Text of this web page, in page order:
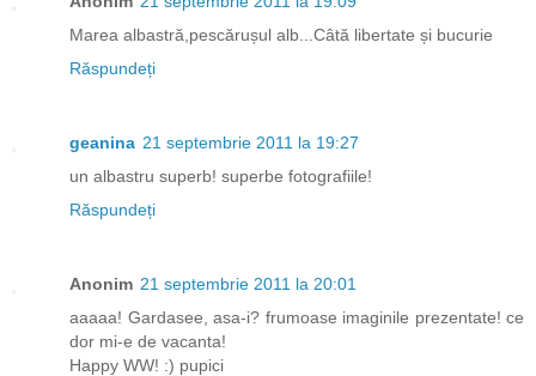
Marea albastră,pescărușul alb...Câtă libertate și bucurie
Răspundeți
geanina 21 septembrie 2011 la 19:27
un albastru superb! superbe fotografiile!
Răspundeți
Anonim 21 septembrie 2011 la 20:01
aaaaa! Gardasee, asa-i? frumoase imaginile prezentate! ce
dor mi-e de vacanta!
Happy WW! :) pupici